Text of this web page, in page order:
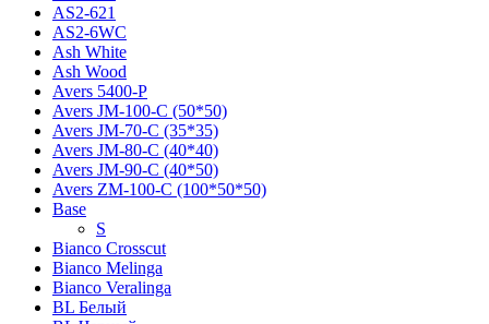
AS2-621
AS2-6WC
Ash White
Ash Wood
Avers 5400-P
Avers JМ-100-С (50*50)
Avers JМ-70-С (35*35)
Avers JМ-80-С (40*40)
Avers JМ-90-С (40*50)
Avers ZM-100-С (100*50*50)
Base
S
Bianco Crosscut
Bianco Melinga
Bianco Veralinga
BL Белый